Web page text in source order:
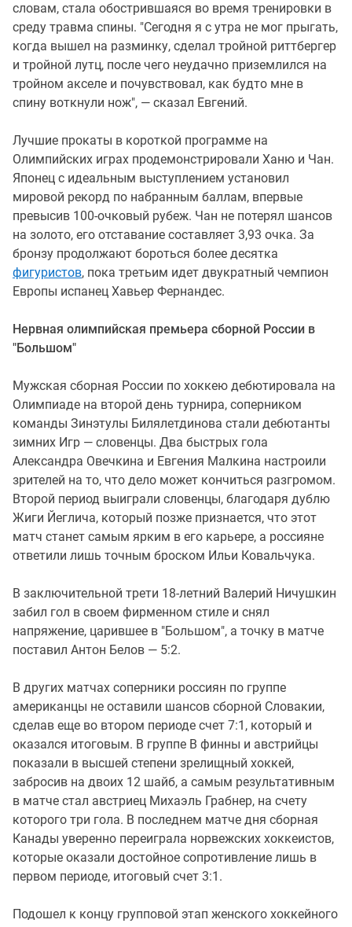
словам, стала обострившаяся во время тренировки в
среду травма спины. "Сегодня я с утра не мог прыгать,
когда вышел на разминку, сделал тройной риттбергер
и тройной лутц, после чего неудачно приземлился на
тройном акселе и почувствовал, как будто мне в
спину воткнули нож", — сказал Евгений.
Лучшие прокаты в короткой программе на
Олимпийских играх продемонстрировали Ханю и Чан.
Японец с идеальным выступлением установил
мировой рекорд по набранным баллам, впервые
превысив 100-очковый рубеж. Чан не потерял шансов
на золото, его отставание составляет 3,93 очка. За
бронзу продолжают бороться более десятка
фигуристов, пока третьим идет двукратный чемпион
Европы испанец Хавьер Фернандес.
Нервная олимпийская премьера сборной России в
"Большом"
Мужская сборная России по хоккею дебютировала на
Олимпиаде на второй день турнира, соперником
команды Зинэтулы Билялетдинова стали дебютанты
зимних Игр — словенцы. Два быстрых гола
Александра Овечкина и Евгения Малкина настроили
зрителей на то, что дело может кончиться разгромом.
Второй период выиграли словенцы, благодаря дублю
Жиги Йеглича, который позже признается, что этот
матч станет самым ярким в его карьере, а россияне
ответили лишь точным броском Ильи Ковальчука.
В заключительной трети 18-летний Валерий Ничушкин
забил гол в своем фирменном стиле и снял
напряжение, царившее в "Большом", а точку в матче
поставил Антон Белов — 5:2.
В других матчах соперники россиян по группе
американцы не оставили шансов сборной Словакии,
сделав еще во втором периоде счет 7:1, который и
оказался итоговым. В группе B финны и австрийцы
показали в высшей степени зрелищный хоккей,
забросив на двоих 12 шайб, а самым результативным
в матче стал австриец Михаэль Грабнер, на счету
которого три гола. В последнем матче дня сборная
Канады уверенно переиграла норвежских хоккеистов,
которые оказали достойное сопротивление лишь в
первом периоде, итоговый счет 3:1.
Подошел к концу групповой этап женского хоккейного